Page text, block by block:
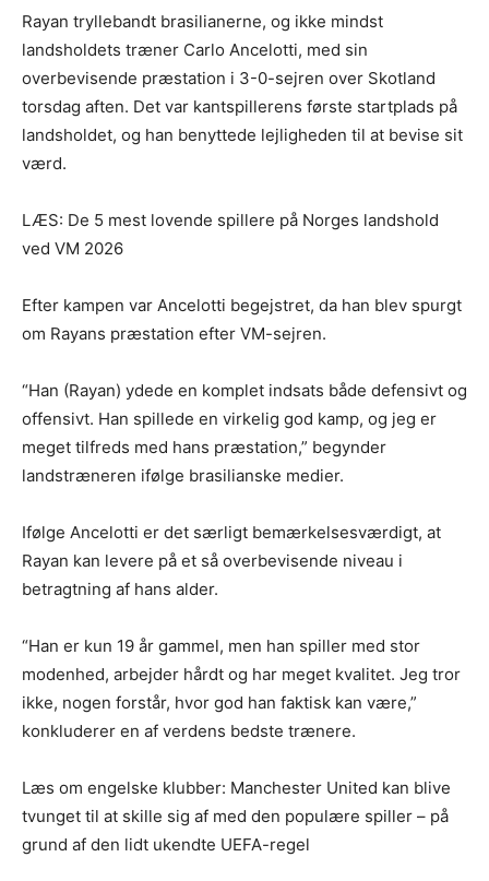
Rayan tryllebandt brasilianerne, og ikke mindst
landsholdets træner Carlo Ancelotti, med sin
overbevisende præstation i 3-0-sejren over Skotland
torsdag aften. Det var kantspillerens første startplads på
landsholdet, og han benyttede lejligheden til at bevise sit
værd.
LÆS: De 5 mest lovende spillere på Norges landshold
ved VM 2026
Efter kampen var Ancelotti begejstret, da han blev spurgt
om Rayans præstation efter VM-sejren.
“Han (Rayan) ydede en komplet indsats både defensivt og
offensivt. Han spillede en virkelig god kamp, og jeg er
meget tilfreds med hans præstation,” begynder
landstræneren ifølge brasilianske medier.
Ifølge Ancelotti er det særligt bemærkelsesværdigt, at
Rayan kan levere på et så overbevisende niveau i
betragtning af hans alder.
“Han er kun 19 år gammel, men han spiller med stor
modenhed, arbejder hårdt og har meget kvalitet. Jeg tror
ikke, nogen forstår, hvor god han faktisk kan være,”
konkluderer en af verdens bedste trænere.
Læs om engelske klubber: Manchester United kan blive
tvunget til at skille sig af med den populære spiller – på
grund af den lidt ukendte UEFA-regel